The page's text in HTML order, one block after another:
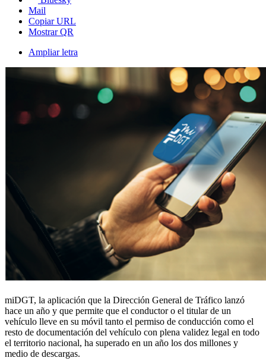
Mail
Copiar URL
Mostrar QR
Ampliar letra
miDGT, la aplicación que la Dirección General de Tráfico lanzó
hace un año y que permite que el conductor o el titular de un
vehículo lleve en su móvil tanto el permiso de conducción como el
resto de documentación del vehículo con plena validez legal en todo
el territorio nacional, ha superado en un año los dos millones y
medio de descargas.